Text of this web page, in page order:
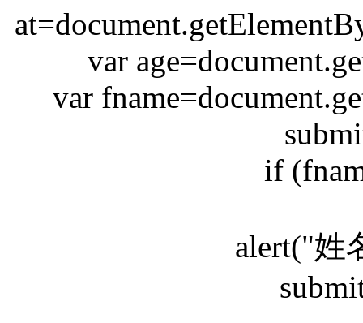
var
var
if
alert("姓